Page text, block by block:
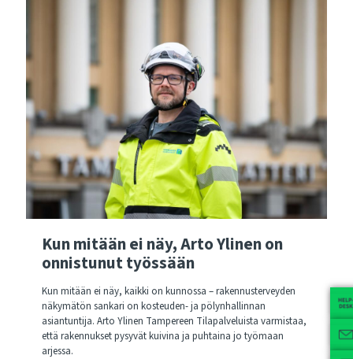
Kun mitään ei näy, Arto Ylinen on
onnistunut työssään
Kun mitään ei näy, kaikki on kunnossa – rakennusterveyden
näkymätön sankari on kosteuden- ja pölynhallinnan
asiantuntija. Arto Ylinen Tampereen Tilapalveluista varmistaa,
että rakennukset pysyvät kuivina ja puhtaina jo työmaan
arjessa.